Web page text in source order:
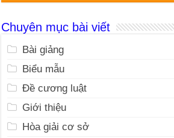
Chuyên mục bài viết
Bài giảng
Biểu mẫu
Đề cương luật
Giới thiệu
Hòa giải cơ sở